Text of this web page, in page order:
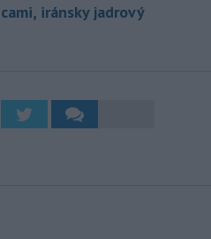
iránsky jadrový